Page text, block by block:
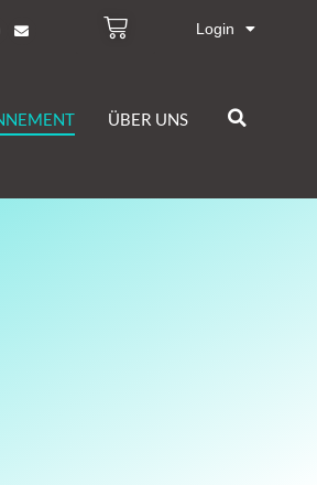
Login
ÜBER UNS